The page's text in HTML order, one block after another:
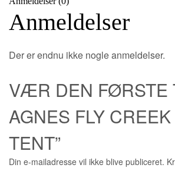
Anmeldelser
Der er endnu ikke nogle anmeldelser.
VÆR DEN FØRSTE
AGNES FLY
TENT”
Din e-mailadresse vil ikke blive publiceret.